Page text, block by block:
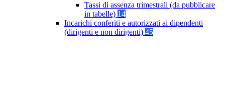
Tassi di assenza trimestrali (da pubblicare
in tabelle) 14
Incarichi conferiti e autorizzati ai dipendenti
(dirigenti e non dirigenti) 45